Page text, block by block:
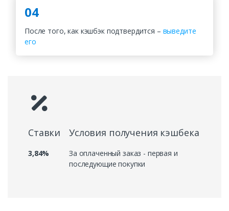
04
После того, как кэшбэк подтвердится – выведите
его
Ставки Условия получения кэшбека
3,84%
За оплаченный заказ - первая и
последующие покупки